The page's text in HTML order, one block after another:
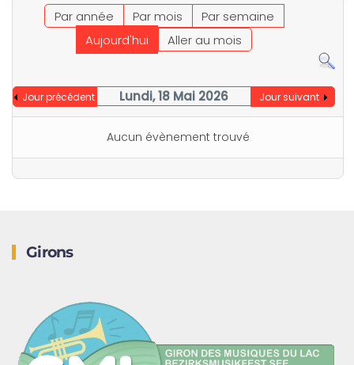
Par année Par mois
Par semaine
Aujourd'hui
Aller au mois
Jour précédent Lundi, 18 Mai 2026 Jour suivant
Aucun évènement trouvé
Girons